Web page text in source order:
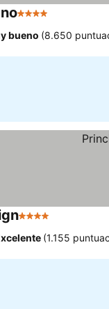
4 Estrellas
bueno (8.650
4 Estrellas
(1.155